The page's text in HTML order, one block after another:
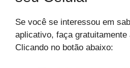
Se você se interessou em
aplicativo, faça gratuitamente
Clicando no botão abaixo: